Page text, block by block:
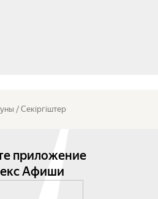
/ Секіргіштер
приложение
Афиши